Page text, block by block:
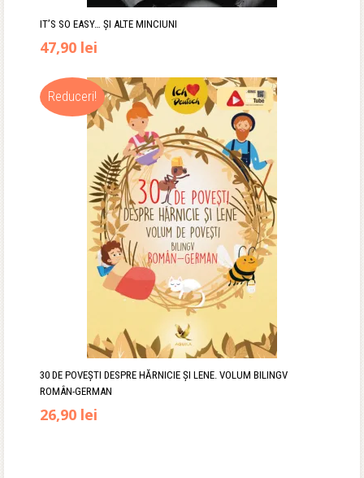
IT’S SO EASY… ȘI ALTE MINCIUNI
Prețul
inițial
a
59,90 lei.
47,90 lei
curent
este:
47,90 lei.
Reduceri!
30 DE POVEȘTI DESPRE HĂRNICIE ȘI LENE. VOLUM BILINGV
ROMÂN-GERMAN
Prețul
26,90 lei